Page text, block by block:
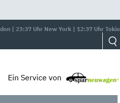
| 23:37 Uhr New York | 12:37 Uhr Tokio
Ein Service von